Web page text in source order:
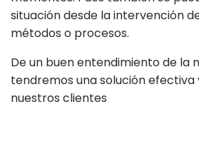
situación desde la intervención
métodos o procesos.
De un buen entendimiento de la
tendremos una solución
nuestros clientes